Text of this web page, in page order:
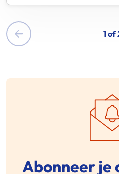
1 of
Abonneer je